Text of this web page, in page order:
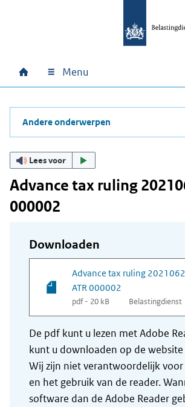
Hoofdnavigatie
Home Menu
Andere onderwerpen
Lees voor
Advance tax ruling
000002
Downloaden
Advance tax ruling
ATR 000002
pdf - 20 kB Belastingdienst
De pdf kunt u lezen met Adobe
kunt u downloaden op de
Wij zijn niet verantwoordelijk
en het gebruik van de reader.
software dan de Adobe Reader